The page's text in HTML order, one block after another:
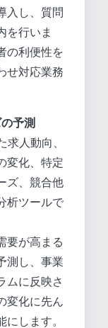
入し、質問
を行いま
の利便性を
せ対応業務
予測
求人動向、
変化、特定
ズ、競合他
析ツールで
要が高まる
測し、事業
ムに反映さ
変化に先ん
にします。